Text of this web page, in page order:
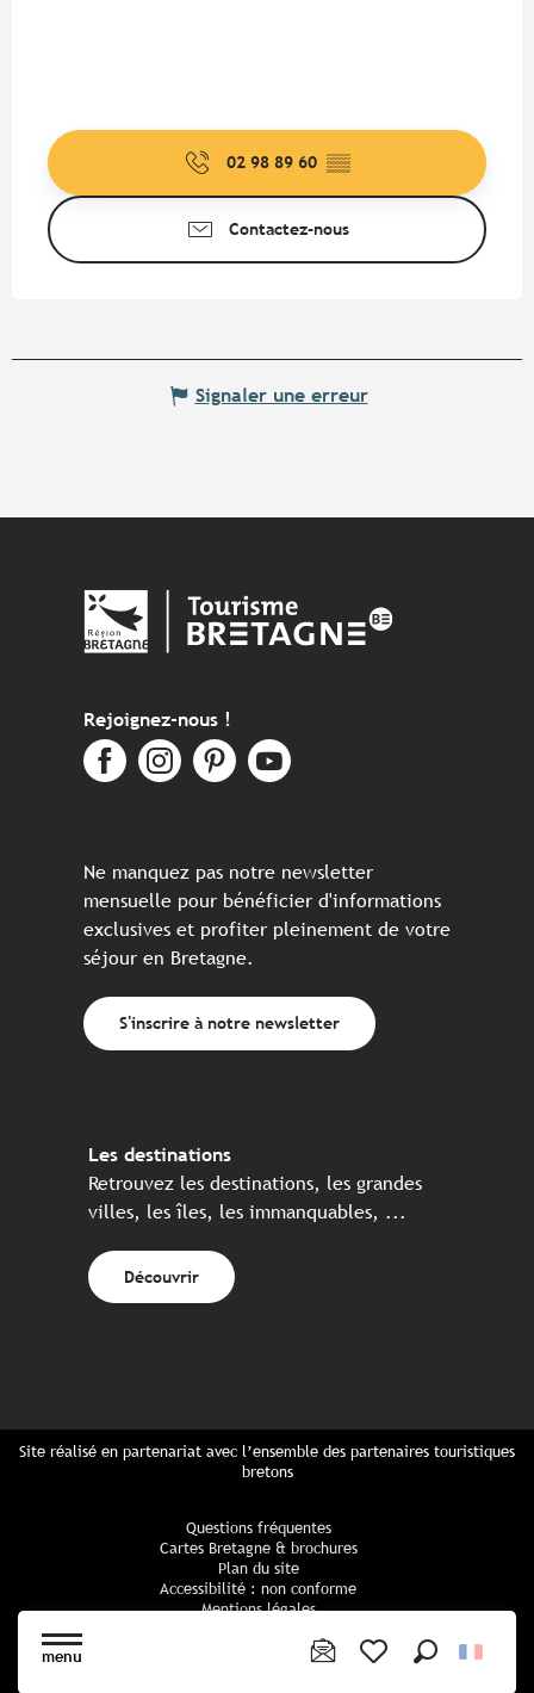
menu
02 98 89 60 ▒▒
Contactez-nous
Signaler une erreur
Rejoignez-nous !
Ne manquez pas notre newsletter
mensuelle pour bénéficier d'informations
exclusives et profiter pleinement de votre
séjour en Bretagne.
S'inscrire à notre newsletter
Les destinations
Retrouvez les destinations, les grandes
villes, les îles, les immanquables, ...
Découvrir
Site réalisé en partenariat avec l’ensemble des partenaires touristiques
bretons
Questions fréquentes
Cartes Bretagne & brochures
Plan du site
Accessibilité : non conforme
Mentions légales
Politique cookies